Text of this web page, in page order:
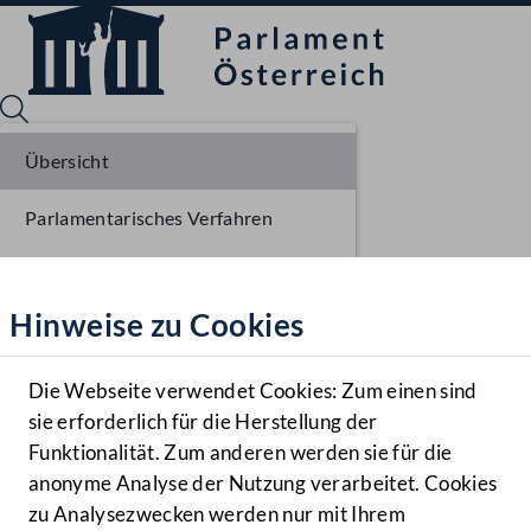
Hilfe
Benutzer
Navigationsmenü öffnen
MENÜ
Hinweise zu Cookies
Die Webseite verwendet Cookies: Zum einen sind
sie erforderlich für die Herstellung der
Funktionalität. Zum anderen werden sie für die
anonyme Analyse der Nutzung verarbeitet. Cookies
zu Analysezwecken werden nur mit Ihrem
Übersicht
Parlamentarisches Verfahren
Ausschussberatungen NR